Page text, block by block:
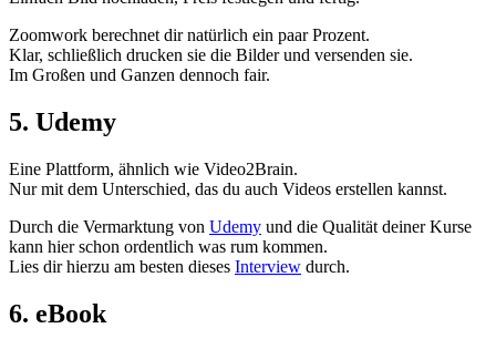
Zoomwork berechnet dir natürlich ein paar Prozent.
Klar, schließlich drucken sie die Bilder und versenden sie.
Im Großen und Ganzen dennoch fair.
5. Udemy
Eine Plattform, ähnlich wie Video2Brain.
Nur mit dem Unterschied, das du auch Videos erstellen kannst.
Durch die Vermarktung von Udemy und die Qualität deiner Kurse
kann hier schon ordentlich was rum kommen.
Lies dir hierzu am besten dieses Interview durch.
6. eBook